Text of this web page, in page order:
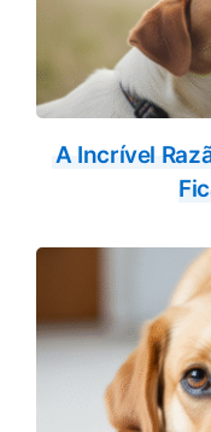
A Incrível